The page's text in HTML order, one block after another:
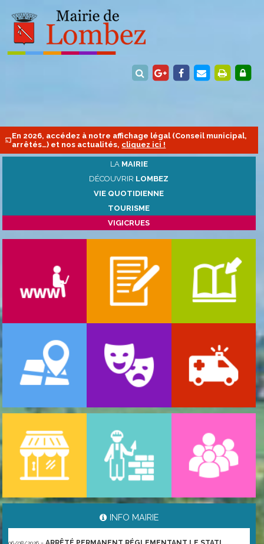
En 2026, accédez à notre affichage légal (Conseil municipal,
arrêtés…) et nos actualités, cliquez ici !
LA MAIRIE
DÉCOUVRIR LOMBEZ
VIE QUOTIDIENNE
TOURISME
VIGICRUES
INFO MAIRIE
ARRÊTÉ PERMANENT RÉGLEMENTANT LE STATI ...